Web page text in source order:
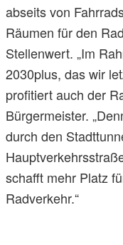
abseits von
Räumen für den
Stellenwert. „Im
2030plus, das wir
profitiert auch der
Bürgermeister.
durch den
schafft mehr Platz
Radverkehr.“